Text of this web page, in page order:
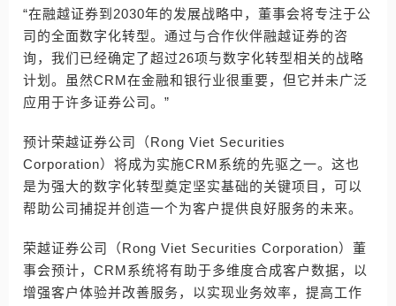
“在融越证券到2030年的发展战略中，董事会将专注于公
司的全面数字化转型。通过与合作伙伴融越证券的咨
询，我们已经确定了超过26项与数字化转型相关的战略
计划。虽然CRM在金融和银行业很重要，但它并未广泛
应用于许多证券公司。”
预计荣越证券公司（Rong Viet Securities
Corporation）将成为实施CRM系统的先驱之一。这也
是为强大的数字化转型奠定坚实基础的关键项目，可以
帮助公司捕捉并创造一个为客户提供良好服务的未来。
荣越证券公司（Rong Viet Securities Corporation）董
事会预计，CRM系统将有助于多维度合成客户数据，以
增强客户体验并改善服务，以实现业务效率，提高工作